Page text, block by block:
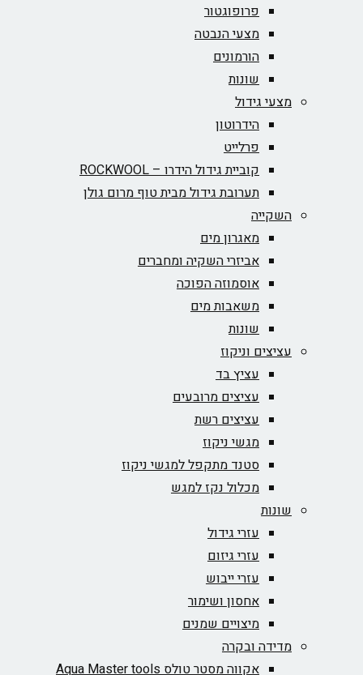
פרופוגטור
מצעי הנבטה
הורמונים
שונות
מצעי גידול
הידרוטון
פרלייט
קוביית גידול הידרו – ROCKWOOL‏
תערובת גידול מבית טוף מרום גולן
השקייה
מאגרון מים
אביזרי השקיה ומחברים
אוסמוזה הפוכה
משאבות מים
שונות
עציצים וניקוז
עציץ בד
עציצים מרובעים
עציצים רשת
מגשי ניקוז
סטנד מתקפל למגשי ניקוז
מכלול נקז למגש
שונות
עזרי גידול
עזרי גיזום
עזרי ייבוש
אחסון ושימור
מיצויים שמנים
מדידה ובקרה
אקווה מסטר טולס Aqua Master tools